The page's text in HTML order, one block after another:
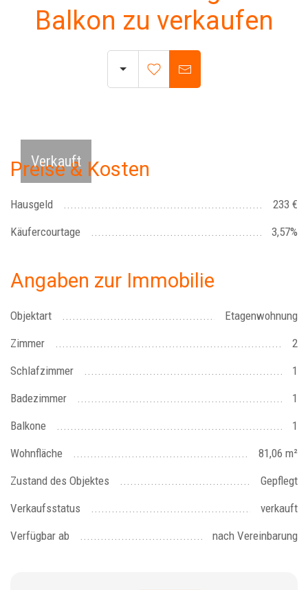
Balkon zu verkaufen
Verkauft
Preise & Kosten
Hausgeld
233 €
Käufercourtage
3,57%
Angaben zur Immobilie
Objektart
Etagenwohnung
Zimmer
2
Schlafzimmer
1
Badezimmer
1
Balkone
1
Wohnfläche
81,06 m²
Zustand des Objektes
Gepflegt
Verkaufsstatus
verkauft
Verfügbar ab
nach Vereinbarung